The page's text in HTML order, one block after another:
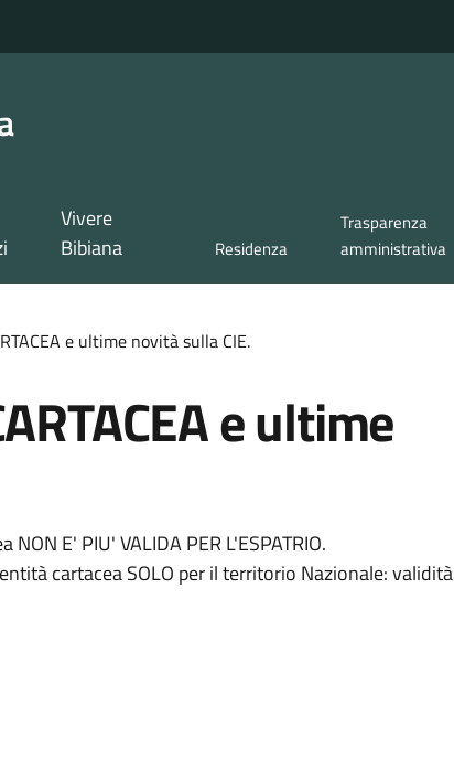
Vivere
Bibiana
Residenza
Trasparenza
amministrativa
e ultime novità sulla CIE.
e ultime
E' PIU' VALIDA PER L'ESPATRIO.
cartacea SOLO per il territorio Nazionale: validità